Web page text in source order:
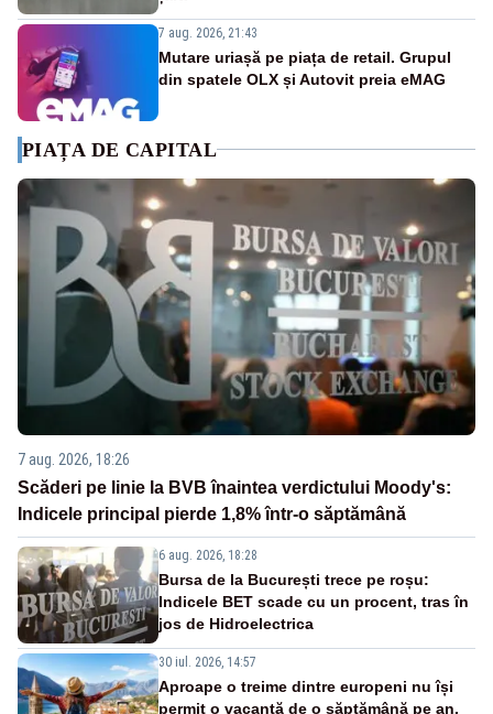
7 aug. 2026, 21:43
Mutare uriașă pe piața de retail. Grupul
din spatele OLX și Autovit preia eMAG
PIAȚA DE CAPITAL
7 aug. 2026, 18:26
Scăderi pe linie la BVB înaintea verdictului Moody's:
Indicele principal pierde 1,8% într-o săptămână
6 aug. 2026, 18:28
Bursa de la București trece pe roșu:
Indicele BET scade cu un procent, tras în
jos de Hidroelectrica
30 iul. 2026, 14:57
Aproape o treime dintre europeni nu își
permit o vacanță de o săptămână pe an.